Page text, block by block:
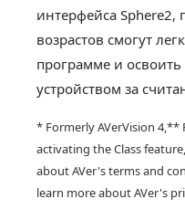
интерфейса Sphere2,
возрастов смогут
программе и
устройством за
* Formerly AVerVision
activating the Class feature,
about AVer's terms and
learn more about AVer's